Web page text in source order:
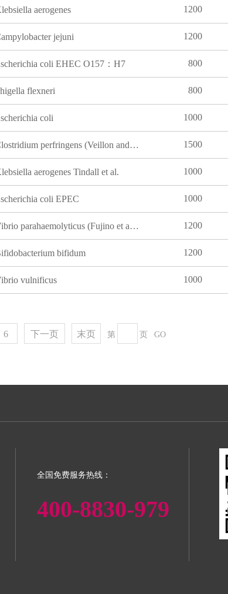
aerogenes 1200
jejuni 1200
coli EHEC O157：H7 800
flexneri 800
coli 1000
Clostridium perfringens (Veillon and Zuber) Hauduroy et al. 1500
aerogenes Tindall et al. 1000
coli EPEC 1000
Vibrio parahaemolyticus (Fujino et al.) Sakazaki et al. 1200
bifidum 1200
vulnificus 1000
6 下一页 末页 第 页 GO
全国免费服务热线：
400-8830-979